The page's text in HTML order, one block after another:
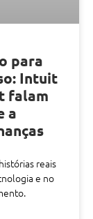
para
Intuit
falam
a
reais
e no